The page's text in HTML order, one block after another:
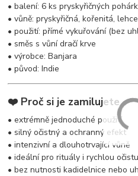
• balení: 6 ks pryskyřičných
• vůně: pryskyřičná, kořenitá,
• použití: přímé vykuřování (bez
• směs s vůní dračí krve
• výrobce: Banjara
• původ: Indie
❤️ Proč si je zamilujete
• extrémně jednoduché použití
• silný očistný a ochranný efekt
• intenzivní a dlouhotrvající vůně
• ideální pro rituály i rychlou
• bez nutnosti kadidelnice nebo